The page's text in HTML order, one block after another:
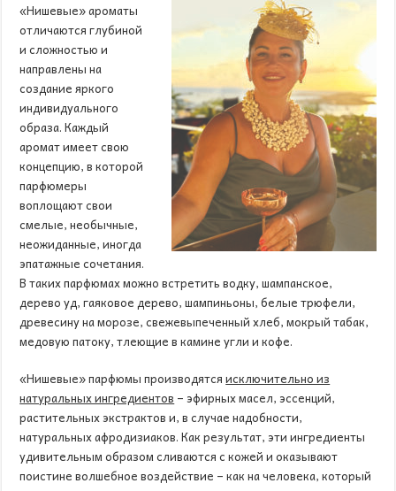
«Нишевые» ароматы
отличаются глубиной
и сложностью и
направлены на
создание яркого
индивидуального
образа. Каждый
аромат имеет свою
концепцию, в которой
парфюмеры
воплощают свои
смелые, необычные,
неожиданные, иногда
эпатажные сочетания.
В таких парфюмах можно встретить водку, шампанское,
дерево уд, гаяковое дерево, шампиньоны, белые трюфели,
древесину на морозе, свежевыпеченный хлеб, мокрый табак,
медовую патоку, тлеющие в камине угли и кофе.
«Нишевые» парфюмы производятсяисключительно из
натуральных ингредиентов – эфирных масел, эссенций,
растительных экстрактов и, в случае надобности,
натуральных афродизиаков. Как результат, эти ингредиенты
удивительным образом сливаются с кожей и оказывают
поистине волшебное воздействие – как на человека, который